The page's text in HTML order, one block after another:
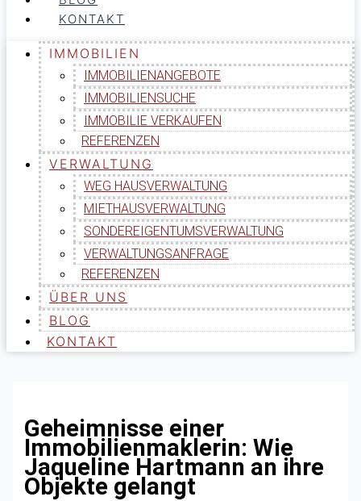
KONTAKT
IMMOBILIEN
IMMOBILIENANGEBOTE
IMMOBILIENSUCHE
IMMOBILIE VERKAUFEN
REFERENZEN
VERWALTUNG
WEG HAUSVERWALTUNG
MIETHAUSVERWALTUNG
SONDEREIGENTUMSVERWALTUNG
VERWALTUNGSANFRAGE
REFERENZEN
ÜBER UNS
BLOG
KONTAKT
Geheimnisse einer
Immobilienmaklerin: Wie
Jaqueline Hartmann an ihre
Objekte gelangt